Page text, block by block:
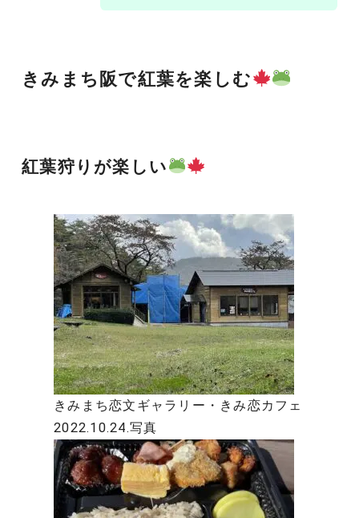
きみまち阪で紅葉を楽しむ
紅葉狩りが楽しい
きみまち恋文ギャラリー・きみ恋カフェ
2022.10.24.写真